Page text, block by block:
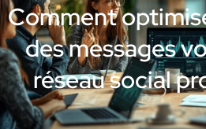
Comment
des messages
réseau social